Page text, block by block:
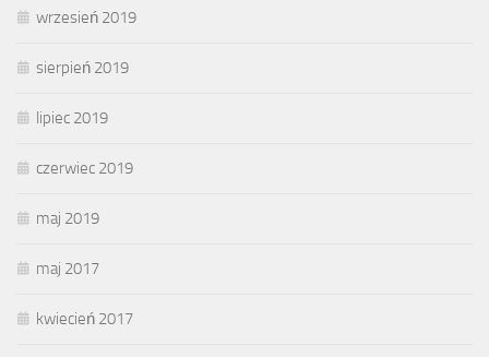
wrzesień 2019
sierpień 2019
lipiec 2019
czerwiec 2019
maj 2019
maj 2017
kwiecień 2017